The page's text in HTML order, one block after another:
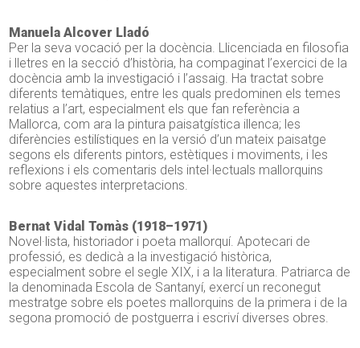
Manuela Alcover Lladó
Per la seva vocació per la docència. Llicenciada en filosofia
i lletres en la secció d’història, ha compaginat l’exercici de la
docència amb la investigació i l’assaig. Ha tractat sobre
diferents temàtiques, entre les quals predominen els temes
relatius a l’art, especialment els que fan referència a
Mallorca, com ara la pintura paisatgística illenca; les
diferències estilístiques en la versió d’un mateix paisatge
segons els diferents pintors, estètiques i moviments, i les
reflexions i els comentaris dels intel·lectuals mallorquins
sobre aquestes interpretacions.
Bernat Vidal Tomàs (1918–1971)
Novel·lista, historiador i poeta mallorquí. Apotecari de
professió, es dedicà a la investigació històrica,
especialment sobre el segle XIX, i a la literatura. Patriarca de
la denominada Escola de Santanyí, exercí un reconegut
mestratge sobre els poetes mallorquins de la primera i de la
segona promoció de postguerra i escriví diverses obres.